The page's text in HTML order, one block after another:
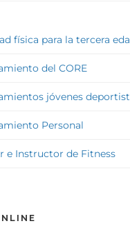
física para la tercera
del CORE
jóvenes
Personal
e Instructor de Fitness